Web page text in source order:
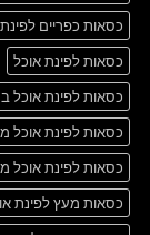
כסאות כפריים
כסאות לפינת אוכל
כסאות לפינת אוכל
כסאות לפינת אוכל
כסאות לפינת אוכל
כסאות מעץ לפינת